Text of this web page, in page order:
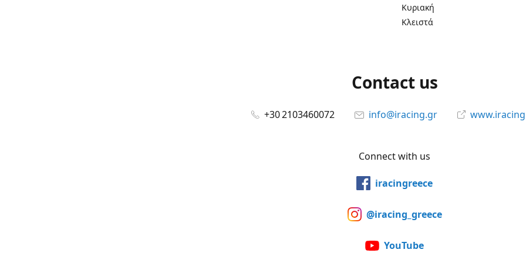
Κυριακή
Κλειστά
Contact us
+30 2103460072 info@iracing.gr
Connect with us
iracingreece
@iracing_greece
YouTube